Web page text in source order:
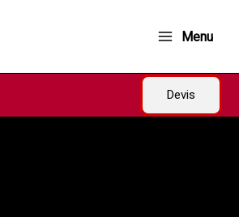
Menu
Devis